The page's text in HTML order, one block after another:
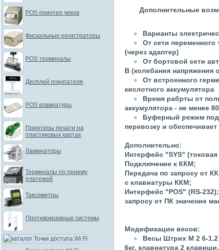
Дополнительные
Варианты
От сети переменного
(через адаптер)
От бортовой сети
В (колебания напряжения
От встроенного
кислотного аккумулятора
Время рабрты от
аккумулятора - не менее
Буферный режим
перевозку и
Дополнительно:
Интерфейс "SYS"
Подключение к ККМ;
Передача по запросу от
с клавиатуры ККМ;
Интерфейс "POS" (RS-
запросу от ПК значение
Модификации весов:
Весы Штрих М 2 6-
6кг, клавиатура 2
POS принтер чеков
Фискальные регистраторы
POS терминалы
Дисплей покупателя
POS клавиатуры
Принтеры печати на
пластиковых картах
Ламинаторы
Терминалы по приему
платежей
Таксометры
Противокражные системы